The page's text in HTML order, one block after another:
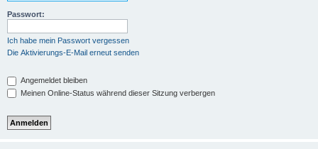
Passwort:
Ich habe mein Passwort vergessen
Die Aktivierungs-E-Mail erneut senden
Angemeldet bleiben
Meinen Online-Status während dieser Sitzung verbergen